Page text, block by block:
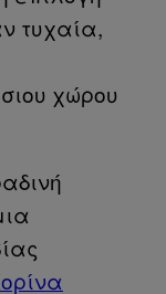
τυχαία,
χώρου